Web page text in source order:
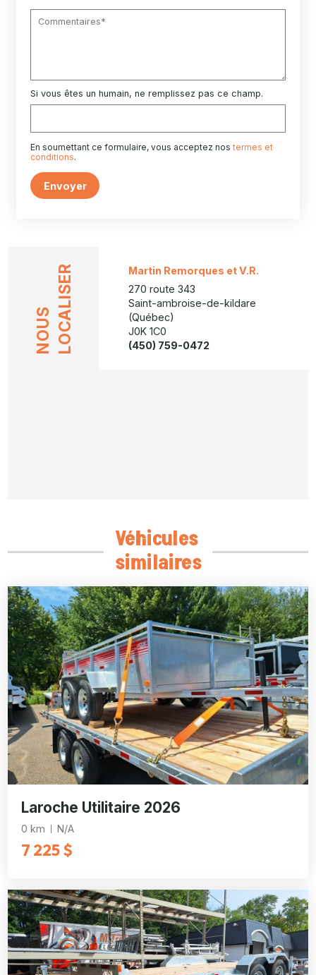
Si vous êtes un humain, ne remplissez pas ce champ.
En soumettant ce formulaire, vous acceptez nostermes et
conditions.
Envoyer
NOUS LOCALISER
Martin Remorques et V.R.
270 route 343
Saint-ambroise-de-kildare
(Québec)
J0K 1C0
(450) 759-0472
Véhicules
similaires
Laroche Utilitaire 2026
0 km N/A
7 225 $